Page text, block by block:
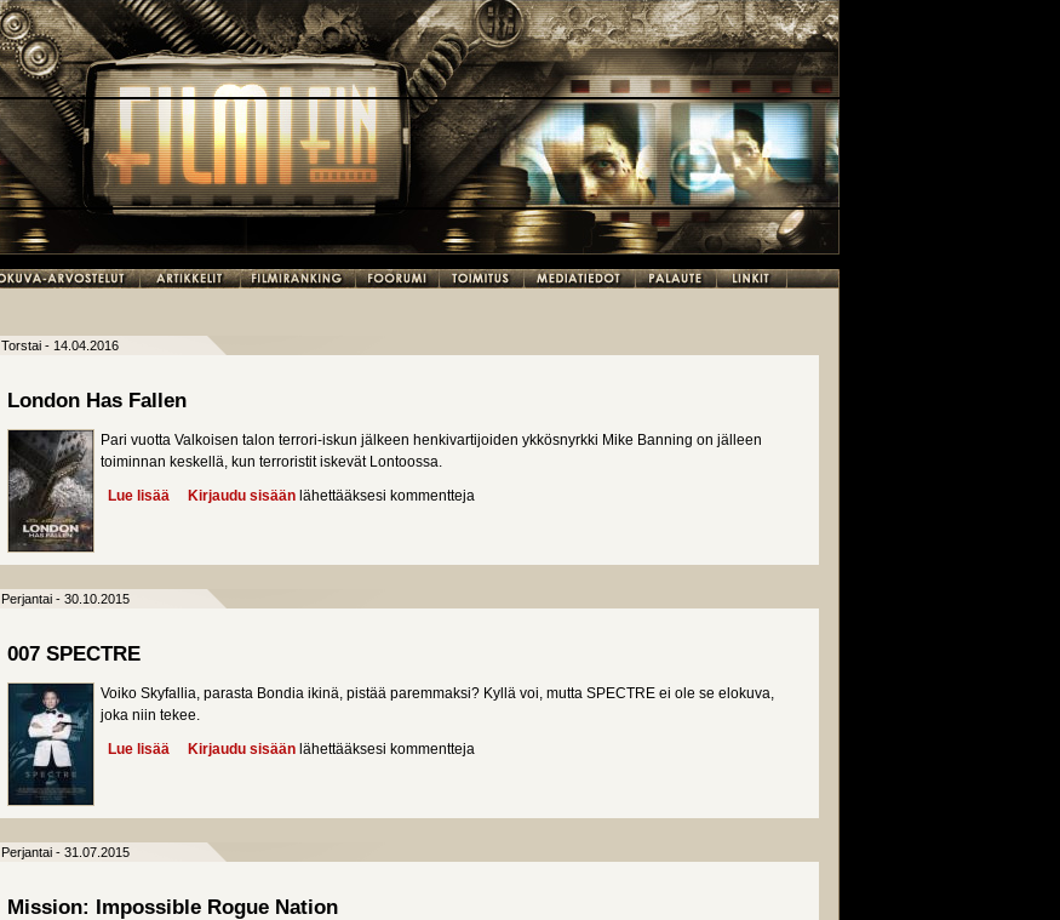
Torstai - 14.04.2016
London Has Fallen
Pari vuotta Valkoisen talon terrori-iskun jälkeen henkivartijoiden ykkösnyrkki Mike Banning on jälleen
toiminnan keskellä, kun terroristit iskevät Lontoossa.
Lue lisää about London Has Fallen
Kirjaudu sisään lähettääksesi kommentteja
Perjantai - 30.10.2015
007 SPECTRE
Voiko Skyfallia, parasta Bondia ikinä, pistää paremmaksi? Kyllä voi, mutta SPECTRE ei ole se elokuva,
joka niin tekee.
Lue lisää about 007 SPECTRE
Kirjaudu sisään lähettääksesi kommentteja
Perjantai - 31.07.2015
Mission: Impossible Rogue Nation